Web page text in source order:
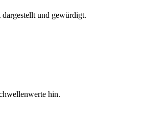
und gewürdigt.
hin.